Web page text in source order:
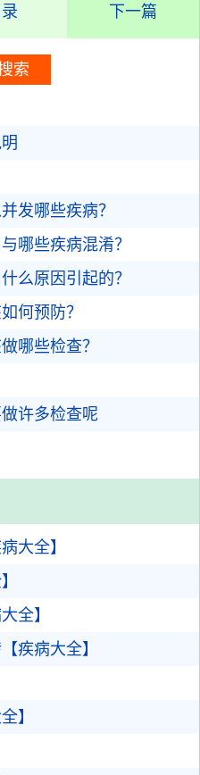
录 下一篇
发哪些疾病？
哪些疾病混淆？
么原因引起的？
何预防？
哪些检查？
许多检查呢
大全】
全】
疾病大全】
】